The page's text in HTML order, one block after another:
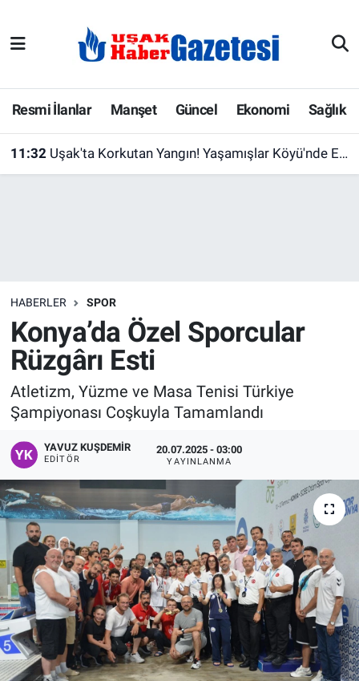
Resmi İlanlar Manşet Güncel Ekonomi Sağlık
11:32 Uşak'ta Korkutan Yangın! Yaşamışlar Köyü'nde Ev Alevlere Teslim Oldu
HABERLER SPOR
Konya’da Özel Sporcular
Rüzgârı Esti
Atletizm, Yüzme ve Masa Tenisi Türkiye
Şampiyonası Coşkuyla Tamamlandı
YAVUZ KUŞDEMIR
EDITÖR
20.07.2025 - 03:00
YAYINLANMA
E-Gazete
Ekonomi
Köşe Yazarları
Kültür Sanat
Manşet
Son Dakika
Spor
Uşak Haberleri
Uşak Hava Durumu
Uşak Trafik Yoğunluk Haritası